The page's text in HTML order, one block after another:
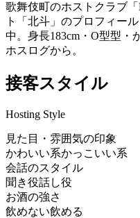
歌舞伎町のホストクラブ「
ト「北斗」のプロフィー
中。身長183cm・O型型・
ホスログから。
接客スタイル
Hosting Style
見た目・雰囲気の印象
かわいい系かっこいい系
会話のスタイル
聞き役話し役
お酒の強さ
飲めない飲める